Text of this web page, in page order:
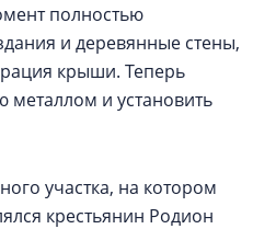
полностью
и деревянные стены,
крыши. Теперь
металлом и установить
участка, на котором
крестьянин Родион